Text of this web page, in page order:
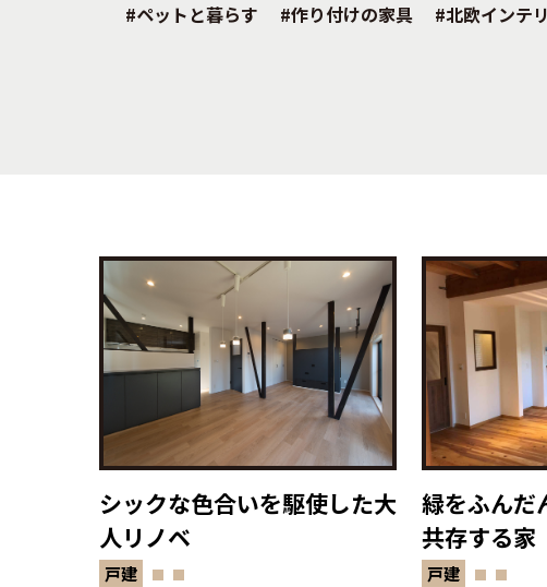
ペットと暮らす
作り付けの家具 北欧インテ
シックな色合いを駆使した大
人リノベ
戸建
緑をふんだ
共存する家
戸建